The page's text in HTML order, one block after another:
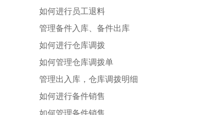
如何进行员工退料
管理备件入库、备件出库
如何进行仓库调拨
如何管理仓库调拨单
管理出入库，仓库调拨明细
如何进行备件销售